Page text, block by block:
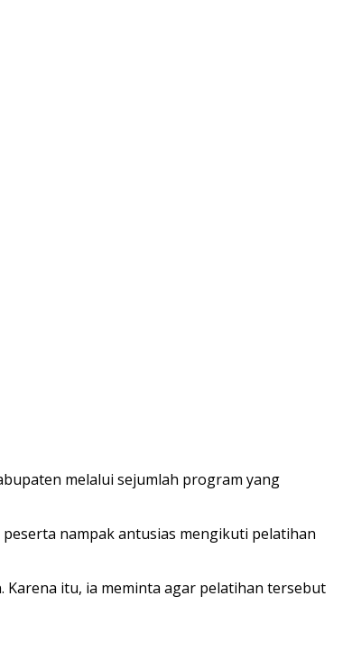
melalui sejumlah program yang
nampak antusias mengikuti pelatihan
Karena itu, ia meminta agar pelatihan tersebut